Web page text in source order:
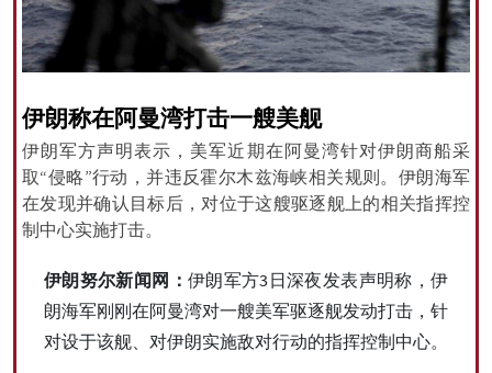
| English العربیه|
русский|中文|
All rights reserved for NourNews
Copyright © 2021 www.nournews.ir
伊朗称在阿曼湾打击一艘美舰
伊朗军方声明表示，美军近期在阿曼湾针对伊朗商船采
取“侵略”行动，并违反霍尔木兹海峡相关规则。伊朗海军
在发现并确认目标后，对位于这艘驱逐舰上的相关指挥控
制中心实施打击。
伊朗努尔新闻网： 伊朗军方3日深夜发表声明称，伊
朗海军刚刚在阿曼湾对一艘美军驱逐舰发动打击，针
对设于该舰、对伊朗实施敌对行动的指挥控制中心。